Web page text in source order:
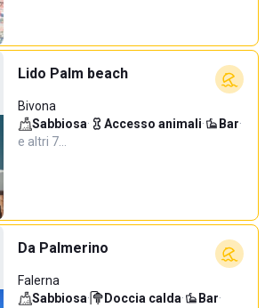
Lido Palm beach
Bivona
Sabbiosa· Accesso animali· Bar·
e altri 7…
Da Palmerino
Falerna
Sabbiosa· Doccia calda· Bar·